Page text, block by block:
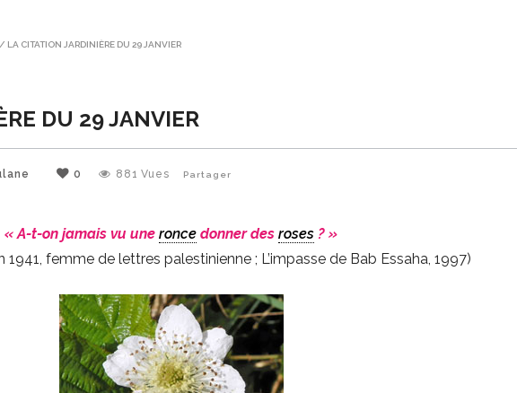
/ LA CITATION JARDINIÈRE DU 29 JANVIER
DU 29 JANVIER
0 881 Vues Partager
« A-t-on jamais vu uneronce donner desroses ? »
1941, femme de lettres palestinienne ; L’impasse de Bab Essaha, 1997)